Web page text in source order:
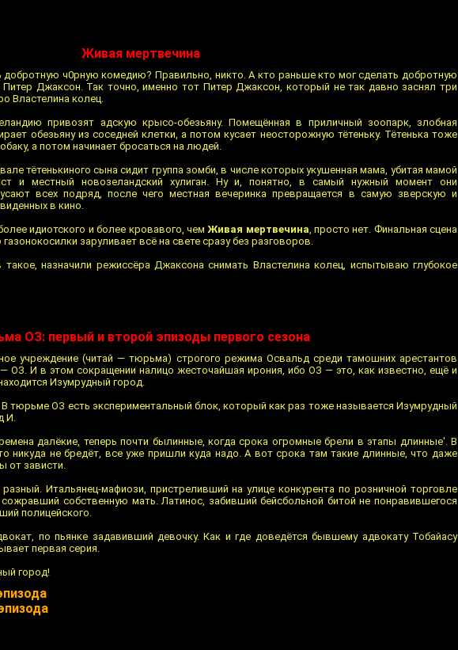
Живая мертвечина
добротную ч0рную комедию? Правильно, никто. А кто раньше кто мог сделать добротную
Джаксон. Так точно, именно тот Питер Джаксон, который не так давно заснял три
Властелина колец.
привозят адскую крысо-обезьяну. Помещённая в приличный зоопарк, злобная
обезьяну из соседней клетки, а потом кусает неосторожную тётеньку. Тётенька тоже
а потом начинает бросаться на людей.
тётенькиного сына сидит группа зомби, в числе которых укушенная мама, убитая мамой
и местный новозеландский хулиган. Ну и, понятно, в самый нужный момент они
всех подряд, после чего местная вечеринка превращается в самую зверскую и
в кино.
идиотского и более кровавого, чемЖивая мертвечина, просто нет. Финальная сцена
заруливает всё на свете сразу без разговоров.
назначили режиссёра Джаксона снимать Властелина колец, испытываю глубокое
ОЗ: первый и второй эпизоды первого сезона
учреждение (читай — тюрьма) строгого режима Освальд среди тамошних арестантов
ОЗ. И в этом сокращении налицо жесточайшая ирония, ибо ОЗ — это, как известно, ещё и
Изумрудный город.
тюрьме ОЗ есть экспериментальный блок, который как раз тоже называется Изумрудный
И.
далёкие, теперь почти былинные, когда срока огромные брели в этапы длинные'. В
никуда не бредёт, все уже пришли куда надо. А вот срока там такие длинные, что даже
от зависти.
Итальянец-мафиози, пристреливший на улице конкурента по розничной торговле
собственную мать. Латинос, забивший бейсбольной битой не понравившегося
полицейского.
по пьянке задавивший девочку. Как и где доведётся бывшему адвокату Тобайасу
первая серия.
город!